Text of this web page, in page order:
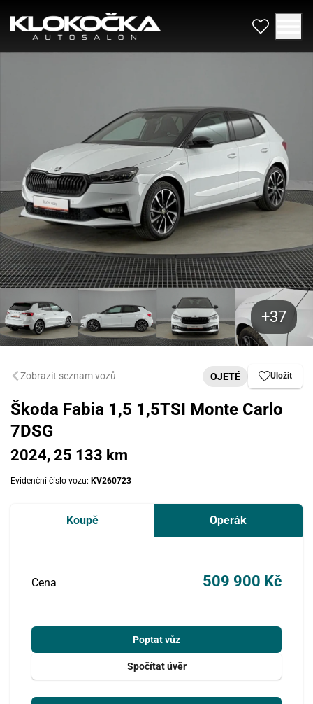
Zobrazit seznam vozů OJETÉ Uložit
Škoda Fabia 1,5 1,5TSI Monte Carlo
7DSG
2024, 25 133 km
Evidenční číslo vozu: KV260723
Koupě Operák
Cena 509 900 Kč
Poptat vůz
Spočítat úvěr